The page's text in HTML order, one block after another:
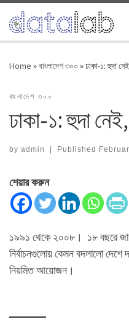
Skip to content
Home »বাংলাদেশ ৩০০ »ঢাকা-১: হুদা
বাংলাদেশ ৩০০
ঢাকা-১: হুদা
by admin | Published
শেয়ার করুন
১৯৯১ থেকে ২০০৮। ১৮ বছরে
নির্বাচনগুলোয় কেমন বদলালো দেশে
নিয়মিত আয়োজন।